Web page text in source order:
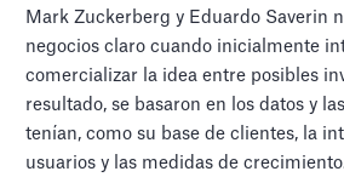
Mark Zuckerberg y Eduardo Saverin
negocios claro cuando inicialmente
comercializar la idea entre posibles
resultado, se basaron en los datos y
tenían, como su base de clientes, la
usuarios y las medidas de